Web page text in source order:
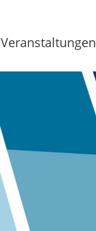
Veranstaltungen